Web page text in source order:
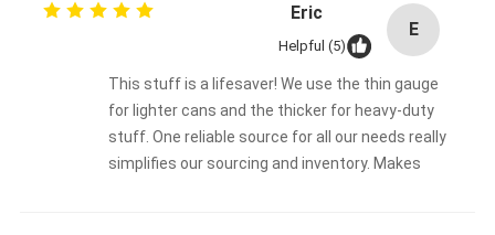
E
Eric
Helpful (5)
This stuff is a lifesaver! We use the thin gauge
for lighter cans and the thicker for heavy-duty
stuff. One reliable source for all our needs really
simplifies our sourcing and inventory. Makes